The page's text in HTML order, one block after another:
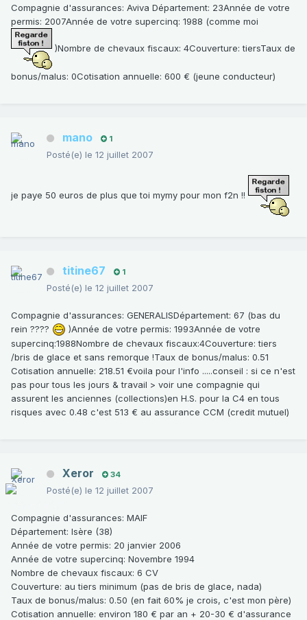
Compagnie d'assurances: Aviva Département: 23Année de votre
permis: 2007Année de votre supercinq: 1988 (comme moi
)Nombre de chevaux fiscaux: 4Couverture: tiersTaux de
bonus/malus: 0Cotisation annuelle: 600 € (jeune conducteur)
mano 1
Posté(e) le 12 juillet 2007
je paye 50 euros de plus que toi mymy pour mon f2n !!
titine67 1
Posté(e) le 12 juillet 2007
Compagnie d'assurances: GENERALISDépartement: 67 (bas du
rein ????
)Année de votre permis: 1993Année de votre
supercinq:1988Nombre de chevaux fiscaux:4Couverture: tiers
/bris de glace et sans remorque !Taux de bonus/malus: 0.51
Cotisation annuelle: 218.51 €voila pour l'info .....conseil : si ce n'est
pas pour tous les jours & travail > voir une compagnie qui
assurent les anciennes (collections)en H.S. pour la C4 en tous
risques avec 0.48 c'est 513 € au assurance CCM (credit mutuel)
Xeror 34
Posté(e) le 12 juillet 2007
Compagnie d'assurances: MAIF
Département: Isère (38)
Année de votre permis: 20 janvier 2006
Année de votre supercinq: Novembre 1994
Nombre de chevaux fiscaux: 6 CV
Couverture: au tiers minimum (pas de bris de glace, nada)
Taux de bonus/malus: 0.50 (en fait 60% je crois, c'est mon père)
Cotisation annuelle: environ 180 € par an + 20-30 € d'assurance